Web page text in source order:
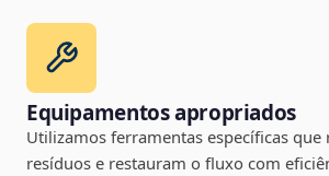
Equipamentos apropriados
Utilizamos ferramentas específicas que
resíduos e restauram o fluxo com